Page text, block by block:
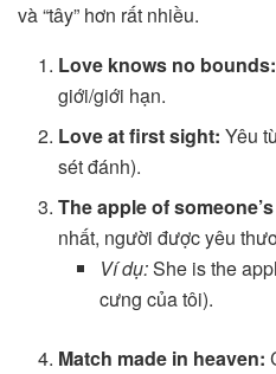
và “tây” hơn rất nhiều.
Love knows no bounds:
giới/giới hạn.
Love at first sight: Yêu
sét đánh).
The apple of
nhất, người được yêu
Ví dụ:She is the
cưng của tôi).
Match made in heaven: